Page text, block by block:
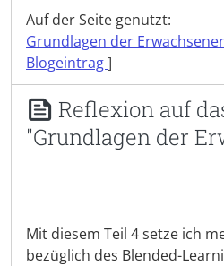
Auf der Seite genutzt:
Grundlagen der
Blogeintrag]
Reflexion auf
"Grundlagen der
Mit diesem Teil 4 setze ich
bezüglich des Blended-